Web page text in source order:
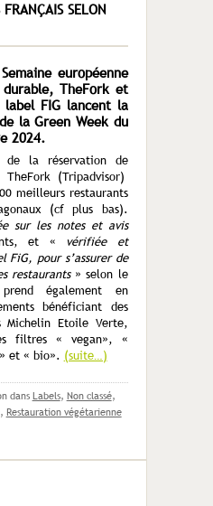
FRANÇAIS SELON
européenne
durable, TheFork et
FIG lancent la
la Green Week du
2024.
de la réservation de
(Tripadvisor)
meilleurs restaurants
(cf plus bas).
sur les notes et avis
et « vérifiée et
FiG, pour s’assurer de
restaurants» selon le
également en
bénéficiant des
Michelin Etoile Verte,
filtres « vegan», «
et « bio». (suite…)
dans Labels, Non classé,
, Restauration végétarienne